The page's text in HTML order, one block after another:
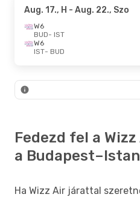
Aug. 17., H - Aug. 22., Szo
W6
BUD- IST
W6
IST- BUD
Fedezd fel a
a
Ha Wizz Air járattal